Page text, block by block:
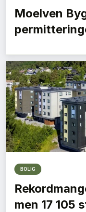
Moelven
BOLIG
men 17 105